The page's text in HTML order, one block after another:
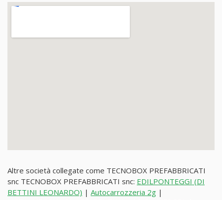
Altre società collegate come TECNOBOX PREFABBRICATI
snc TECNOBOX PREFABBRICATI snc: EDILPONTEGGI (DI
BETTINI LEONARDO) | Autocarrozzeria 2g |